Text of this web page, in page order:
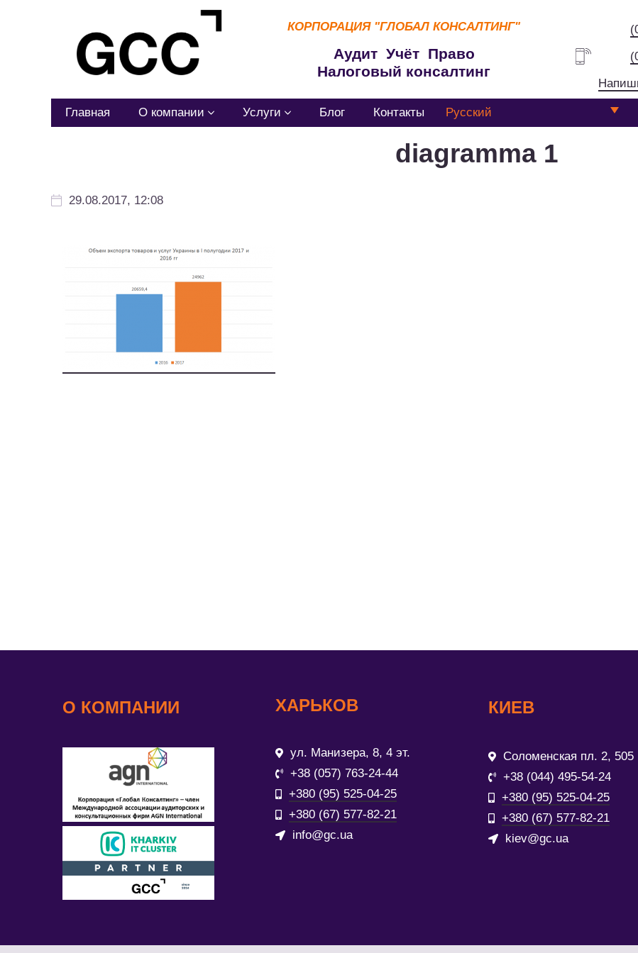
КОРПОРАЦИЯ "ГЛОБАЛ КОНСАЛТИНГ"
Аудит Учёт Право
Налоговый консалтинг
Главная О компании Услуги Блог Контакты Русский
diagramma 1
29.08.2017, 12:08
О КОМПАНИИ ХАРЬКОВ
ул. Манизера, 8, 4 эт.
+38 (057) 763-24-44
+380 (95) 525-04-25
+380 (67) 577-82-21
info@gc.ua
КИЕВ
Соломенская пл. 2, 505
+38 (044) 495-54-24
+380 (95) 525-04-25
+380 (67) 577-82-21
kiev@gc.ua